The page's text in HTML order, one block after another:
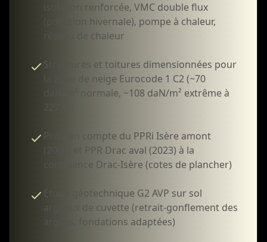
isolation renforcée, VMC double flux
(pollution hivernale), pompe à chaleur,
réseau de chaleur
Structures et toitures dimensionnées pour
la zone de neige Eurocode 1 C2 (~70
daN/m² normale, ~108 daN/m² extrême à
227 m)
Prise en compte du PPRi Isère amont
(2007) et PPR Drac aval (2023) à la
confluence Drac-Isère (cotes de plancher)
Étude géotechnique G2 AVP sur sol
argileux de cuvette (retrait-gonflement des
argiles, fondations adaptées)